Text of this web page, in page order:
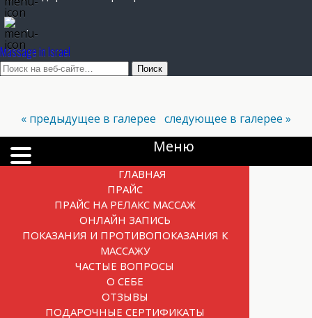
.
Massage in Israel
« предыдущее в галерее следующее в галерее »
Меню
ГЛАВНАЯ
ПРАЙС
ПРАЙС НА РЕЛАКС МАССАЖ
ОНЛАЙН ЗАПИСЬ
ПОКАЗАНИЯ И ПРОТИВОПОКАЗАНИЯ К
МАССАЖУ
ЧАСТЫЕ ВОПРОСЫ
О СЕБЕ
ОТЗЫВЫ
ПОДАРОЧНЫЕ СЕРТИФИКАТЫ